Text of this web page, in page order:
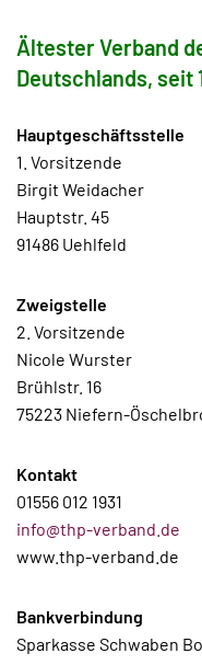
Ältester Verband
Deutschlands, seit
Hauptgeschäftsstelle
1. Vorsitzende
Birgit Weidacher
Hauptstr. 45
91486 Uehlfeld
Zweigstelle
2. Vorsitzende
Nicole Wurster
Brühlstr. 16
75223 Niefern-
Kontakt
01556 012 1931
info@thp-verband.de
www.thp-verband.de
Bankverbindung
Sparkasse Schwaben